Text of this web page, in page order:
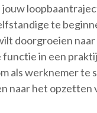
te
doorgroeien naar
in een
als werknemer te
naar het opzetten